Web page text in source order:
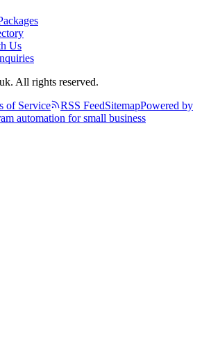
Us
All rights reserved.
of Service RSS FeedSitemapPowered by
automation for small business